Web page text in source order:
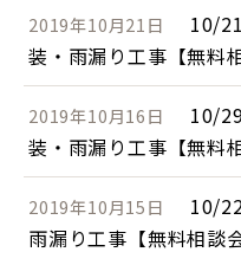
2019年10月21日
10/
装・雨漏り工事【無料
2019年10月16日
10/
装・雨漏り工事【無料
2019年10月15日
10/
雨漏り工事【無料相談会